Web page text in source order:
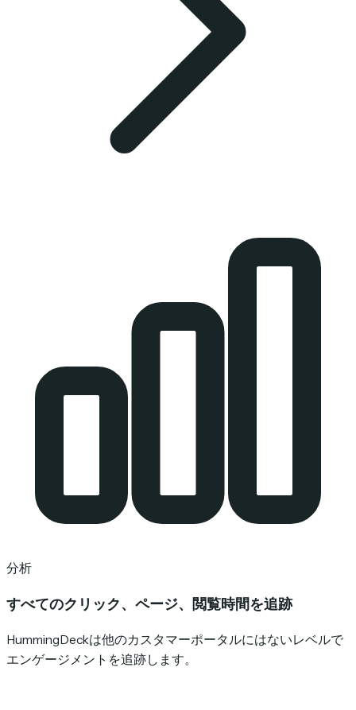
分析
すべてのクリック、ページ、閲覧時間を追跡
HummingDeckは他のカスタマーポータルにはないレベルで
エンゲージメントを追跡します。